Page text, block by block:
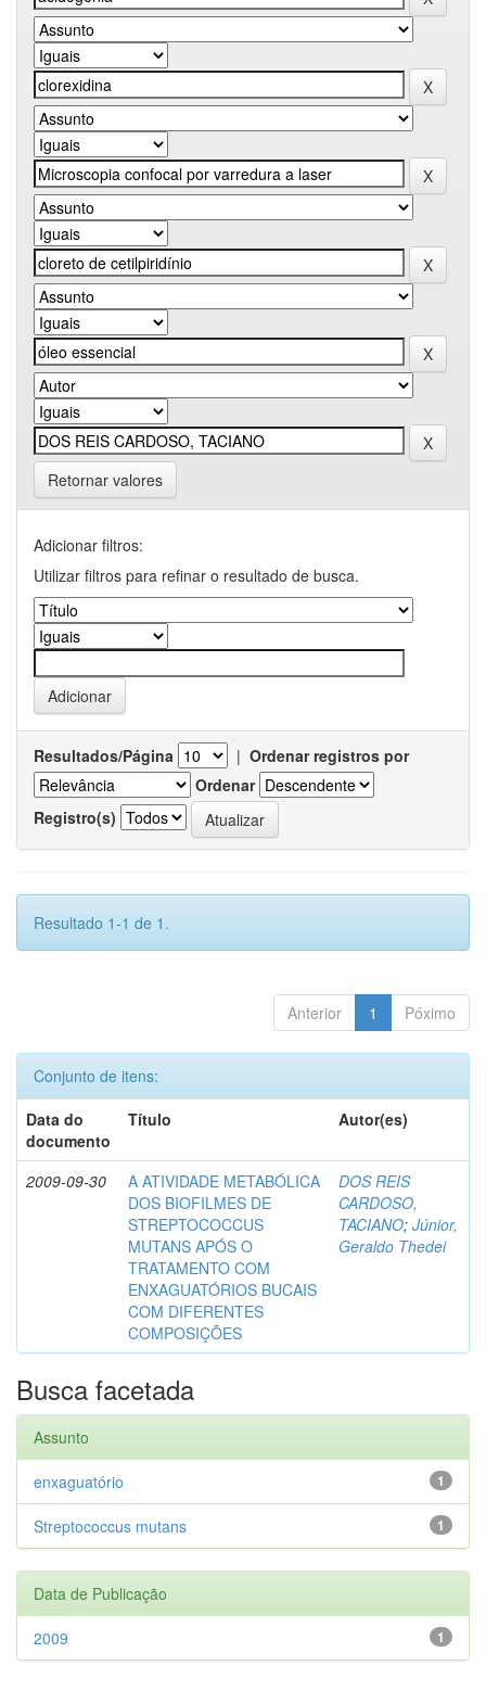
Retornar valores
Adicionar filtros:
Utilizar filtros para refinar o resultado de busca.
Resultados/Página | Ordenar registros por
Ordenar
Registro(s)
Resultado 1-1 de 1.
Anterior 1 Póximo
Conjunto de itens:
Data do
documento
Título Autor(es)
2009-09-30
A ATIVIDADE METABÓLICA
DOS BIOFILMES DE
STREPTOCOCCUS
MUTANS APÓS O
TRATAMENTO COM
ENXAGUATÓRIOS BUCAIS
COM DIFERENTES
COMPOSIÇÕES
DOS REIS
CARDOSO,
TACIANO; Júnior,
Geraldo Thedei
Busca facetada
Assunto
1
enxaguatório
1
Streptococcus mutans
Data de Publicação
1
2009